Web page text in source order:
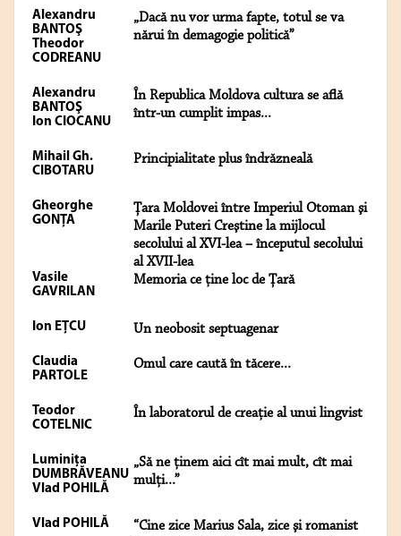
Alexandru
BANTOŞ
Theodor
CODREANU
„Dacă nu vor urma fapte, totul se va
nărui în demagogie politică”
Alexandru
BANTOŞ
Ion CIOCANU
În Republica Moldova cultura se află
într-un cumplit impas...
Mihail Gh.
CIBOTARU
Principialitate plus îndrăzneală
Gheorghe
GONŢA
Ţara Moldovei între Imperiul Otoman şi
Marile Puteri Creştine la mijlocul
secolului al XVI-lea – începutul secolului
al XVII-lea
Vasile
GAVRILAN
Memoria ce ţine loc de Ţară
Ion EŢCU Un neobosit septuagenar
Claudia
PARTOLE
Omul care caută în tăcere...
Teodor
COTELNIC
În laboratorul de creaţie al unui lingvist
Luminiţa
DUMBRĂVEANU
Vlad POHILĂ
„Să ne ţinem aici cît mai mult, cît mai
mulţi...”
Vlad POHILĂ
“Cine zice Marius Sala, zice şi romanist